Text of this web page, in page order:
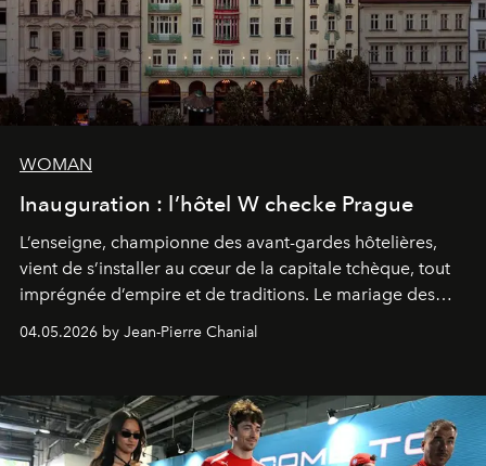
WOMAN
Inauguration : l’hôtel W checke Prague
L’enseigne, championne des avant-gardes hôtelières,
vient de s’installer au cœur de la capitale tchèque, tout
imprégnée d’empire et de traditions. Le mariage des
extrêmes fait merveille.
04.05.2026 by Jean-Pierre Chanial